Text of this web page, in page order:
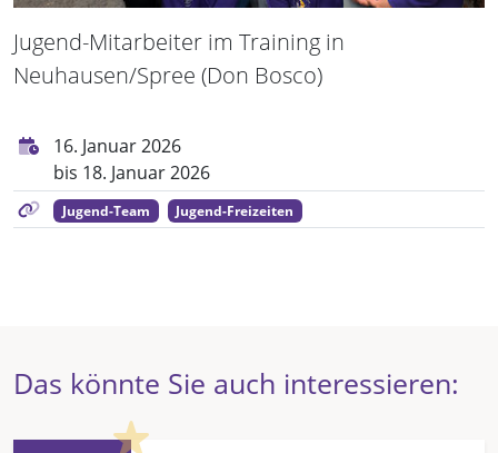
Jugend-Mitarbeiter im Training in
Neuhausen/Spree (Don Bosco)
16. Januar 2026
bis 18. Januar 2026
Jugend-Team Jugend-Freizeiten
Das könnte Sie auch interessieren:
Highlight